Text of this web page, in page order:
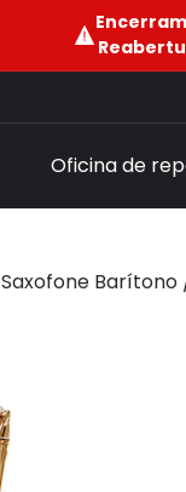
Oficina de
Saxofone Barítono